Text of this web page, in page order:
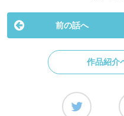
前の話へ
作品紹介